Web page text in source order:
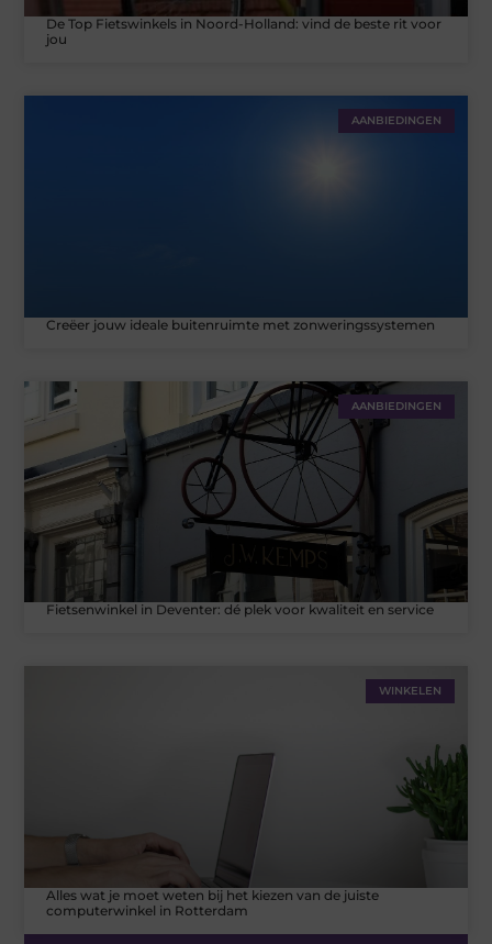
De Top Fietswinkels in Noord-Holland: vind de beste rit voor
jou
AANBIEDINGEN
Creëer jouw ideale buitenruimte met zonweringssystemen
AANBIEDINGEN
Fietsenwinkel in Deventer: dé plek voor kwaliteit en service
WINKELEN
Alles wat je moet weten bij het kiezen van de juiste
computerwinkel in Rotterdam